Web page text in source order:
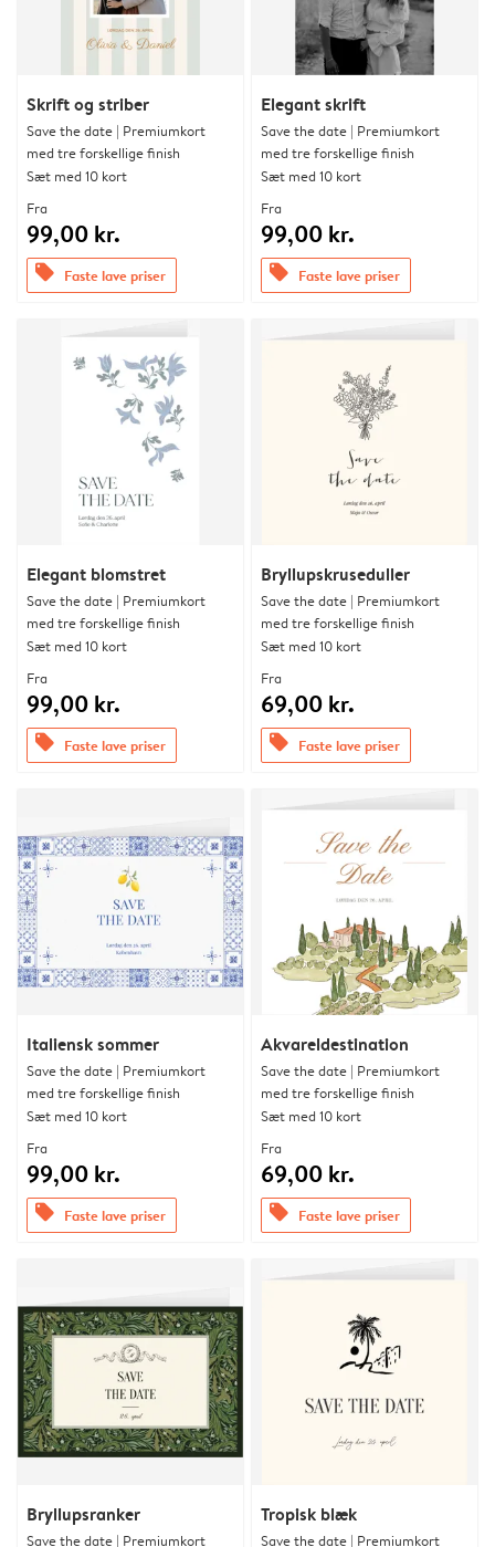
Skrift og striber
Save the date | Premiumkort
med tre forskellige finish
Sæt med 10 kort
Fra
99,00 kr.
offers Faste lave priser
Elegant skrift
Save the date | Premiumkort
med tre forskellige finish
Sæt med 10 kort
Fra
99,00 kr.
offers Faste lave priser
Elegant blomstret
Save the date | Premiumkort
med tre forskellige finish
Sæt med 10 kort
Fra
99,00 kr.
offers Faste lave priser
Bryllupskruseduller
Save the date | Premiumkort
med tre forskellige finish
Sæt med 10 kort
Fra
69,00 kr.
offers Faste lave priser
Italiensk sommer
Save the date | Premiumkort
med tre forskellige finish
Sæt med 10 kort
Fra
99,00 kr.
offers Faste lave priser
Akvareldestination
Save the date | Premiumkort
med tre forskellige finish
Sæt med 10 kort
Fra
69,00 kr.
offers Faste lave priser
Bryllupsranker
Save the date | Premiumkort
Tropisk blæk
Save the date | Premiumkort